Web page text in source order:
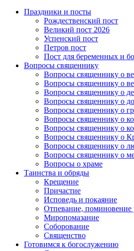
Праздники и посты
Рождественский пост
Великий пост 2026
Успенский пост
Петров пост
Пост для беременных и
Вопросы священнику
Вопросы священнику о
Вопросы священнику о
Вопросы священнику о
Вопросы священнику о
Вопросы священнику о
Вопросы священнику о
Вопросы священнику о
Вопросы священнику о
Вопросы священнику о
Вопросы священнику о
Вопросы о храме
Таинства и обряды
Крещение
Причастие
Исповедь и покаяние
Отпевание,
Миропомазание
Соборование
Священство
Готовимся к богослужению